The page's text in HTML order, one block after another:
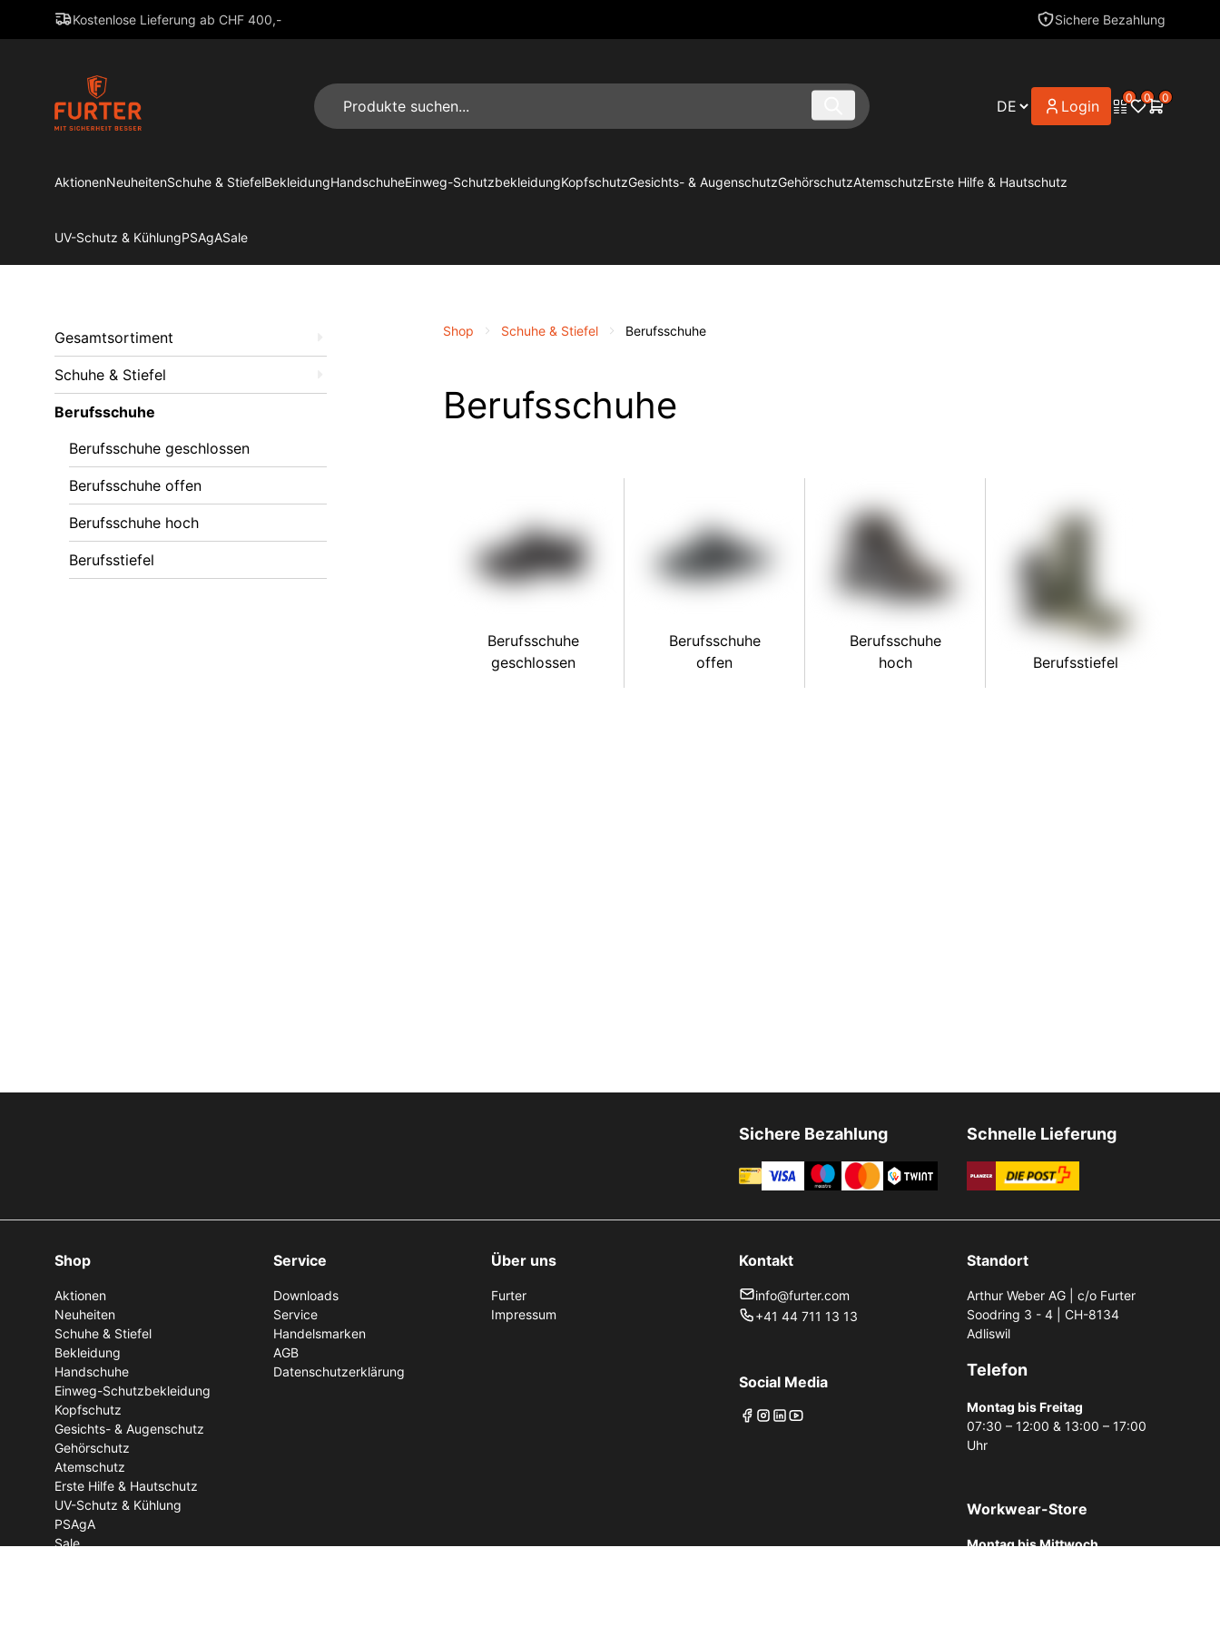
Kostenlose Lieferung ab CHF 400,- Sichere Bezahlung
Login 0 0 0
AktionenNeuheitenSchuhe & StiefelBekleidungHandschuheEinweg-SchutzbekleidungKopfschutzGesichts- & AugenschutzGehörschutzAtemschutzErste Hilfe & Hautschutz
UV-Schutz & KühlungPSAgASale
Gesamtsortiment
Schuhe & Stiefel
Berufsschuhe
Berufsschuhe geschlossen
Berufsschuhe offen
Berufsschuhe hoch
Berufsstiefel
Shop Schuhe & Stiefel Berufsschuhe
Berufsschuhe
Berufsschuhe
geschlossen
Berufsschuhe
offen
Berufsschuhe
hoch
Berufsstiefel
Sichere Bezahlung Schnelle Lieferung
Shop
Aktionen
Neuheiten
Schuhe & Stiefel
Bekleidung
Handschuhe
Einweg-Schutzbekleidung
Kopfschutz
Gesichts- & Augenschutz
Gehörschutz
Atemschutz
Erste Hilfe & Hautschutz
UV-Schutz & Kühlung
PSAgA
Sale
Service
Downloads
Service
Handelsmarken
AGB
Datenschutzerklärung
Über uns
Furter
Impressum
Kontakt
info@furter.com
+41 44 711 13 13
Social Media
Standort
Arthur Weber AG | c/o Furter
Soodring 3 - 4 | CH-8134
Adliswil
Telefon
Montag bis Freitag
07:30 – 12:00 & 13:00 – 17:00
Uhr
Workwear-Store
Montag bis Mittwoch